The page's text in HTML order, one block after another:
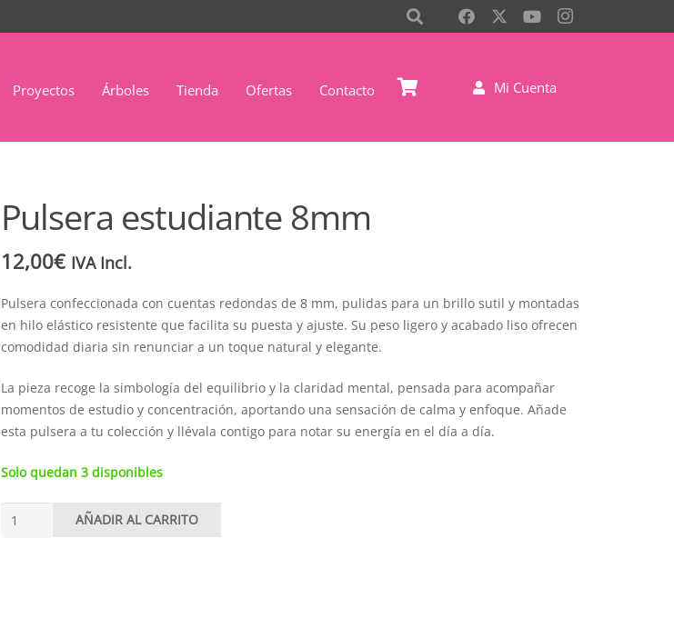
Proyectos Árboles Tienda Ofertas Contacto Mi Cuenta
Pulsera estudiante 8mm
12,00€ IVA Incl.
Pulsera confeccionada con cuentas redondas de 8 mm, pulidas para un brillo sutil y montadas
en hilo elástico resistente que facilita su puesta y ajuste. Su peso ligero y acabado liso ofrecen
comodidad diaria sin renunciar a un toque natural y elegante.
La pieza recoge la simbología del equilibrio y la claridad mental, pensada para acompañar
momentos de estudio y concentración, aportando una sensación de calma y enfoque. Añade
esta pulsera a tu colección y llévala contigo para notar su energía en el día a día.
Solo quedan 3 disponibles
AÑADIR AL CARRITO